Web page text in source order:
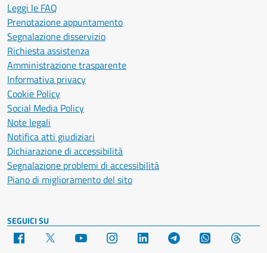
Leggi le FAQ
Prenotazione appuntamento
Segnalazione disservizio
Richiesta assistenza
Amministrazione trasparente
Informativa privacy
Cookie Policy
Social Media Policy
Note legali
Notifica atti giudiziari
Dichiarazione di accessibilità
Segnalazione problemi di accessibilità
Piano di miglioramento del sito
SEGUICI SU
Facebook YouTube Instagram LinkedIn Telegram WhatsApp